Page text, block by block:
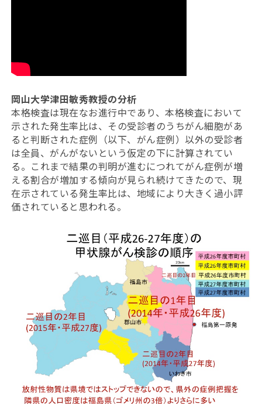
岡山大学津田敏秀教授の分析
本格検査は現在なお進行中であり、本格検査において
示された発生率比は、その受診者のうちがん細胞があ
ると判断された症例（以下、がん症例）以外の受診者
は全員、がんがないという仮定の下に計算されてい
る。これまで結果の判明が進むにつれてがん症例が増
える割合が増加する傾向が見られ続けてきたので、現
在示されている発生率比は、地域により大きく過小評
価されていると思われる。